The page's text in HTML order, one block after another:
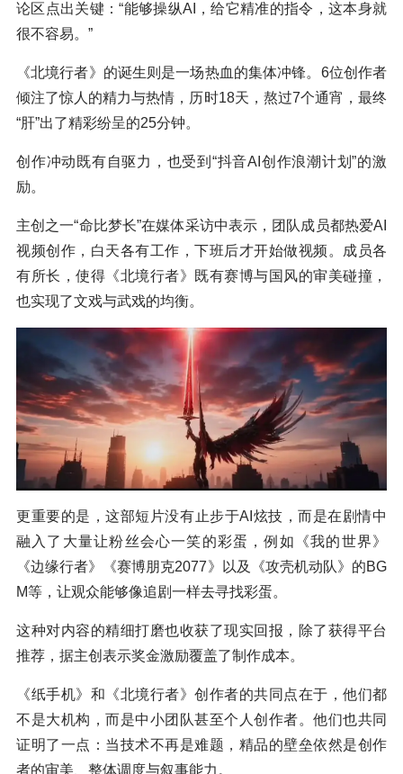
论区点出关键：“能够操纵AI，给它精准的指令，这本身就
很不容易。”
《北境行者》的诞生则是一场热血的集体冲锋。6位创作者
倾注了惊人的精力与热情，历时18天，熬过7个通宵，最终
“肝”出了精彩纷呈的25分钟。
创作冲动既有自驱力，也受到“抖音AI创作浪潮计划”的激
励。
主创之一“命比梦长”在媒体采访中表示，团队成员都热爱AI
视频创作，白天各有工作，下班后才开始做视频。成员各
有所长，使得《北境行者》既有赛博与国风的审美碰撞，
也实现了文戏与武戏的均衡。
更重要的是，这部短片没有止步于AI炫技，而是在剧情中
融入了大量让粉丝会心一笑的彩蛋，例如《我的世界》
《边缘行者》《赛博朋克2077》以及《攻壳机动队》的BG
M等，让观众能够像追剧一样去寻找彩蛋。
这种对内容的精细打磨也收获了现实回报，除了获得平台
推荐，据主创表示奖金激励覆盖了制作成本。
《纸手机》和《北境行者》创作者的共同点在于，他们都
不是大机构，而是中小团队甚至个人创作者。他们也共同
证明了一点：当技术不再是难题，精品的壁垒依然是创作
者的审美、整体调度与叙事能力。